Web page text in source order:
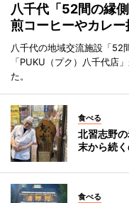
八千代「52間の縁
煎コーヒーやカレー
八千代の地域交流施設「52
「PUKU（プク）八千代店
た。
食べる
北習志野
末から続
食べる